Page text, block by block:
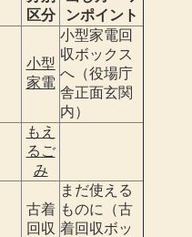
区分
ンポイント
小型
家電
小型家電回
収ボックス
へ（役場庁
舎正面玄関
内）
もえ
るご
み
古着
回収
まだ使える
ものに（古
着回収ボッ